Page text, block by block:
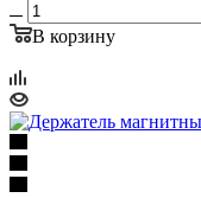
В корзину